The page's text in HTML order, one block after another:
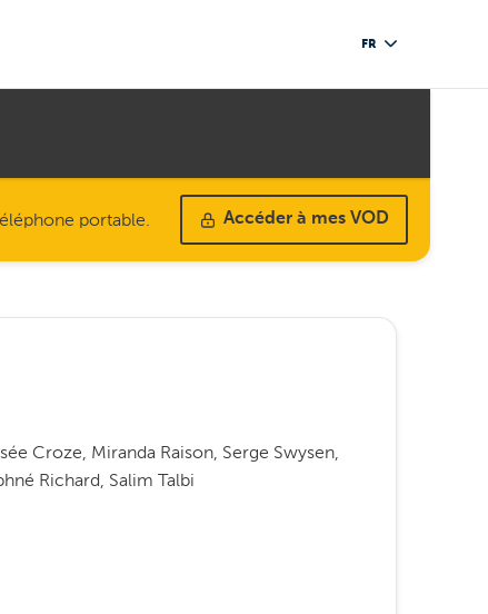
FR
portable. Accéder à mes VOD
Croze, Miranda Raison, Serge Swysen,
Richard, Salim Talbi